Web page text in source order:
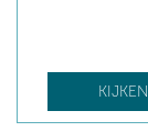
KIJKEN